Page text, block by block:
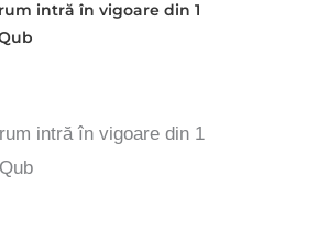
intră în vigoare din 1
intră în vigoare din 1